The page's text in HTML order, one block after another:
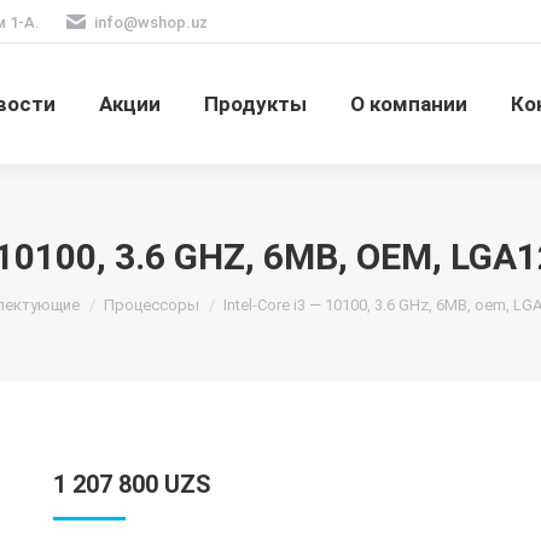
1-А. info@wshop.uz
Акции Продукты О компании
3.6 GHZ, 6MB, OEM,
Процессоры Intel-Core i3 — 10100, 3.6 GHz, 6MB, oem,
1 207 800 UZS